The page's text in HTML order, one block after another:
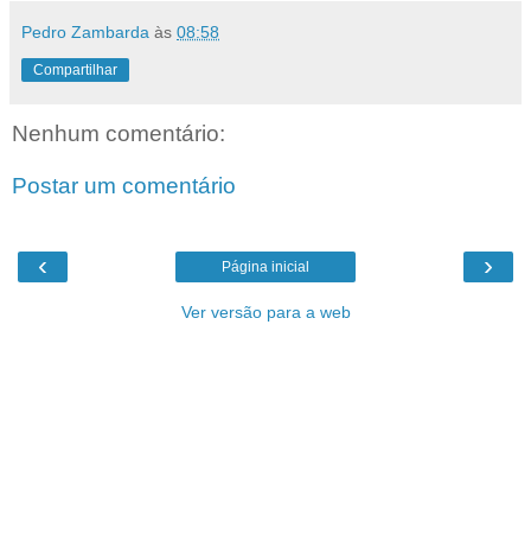
Pedro Zambarda às 08:58
Compartilhar
Nenhum comentário:
Postar um comentário
‹ ›
Página inicial
Ver versão para a web